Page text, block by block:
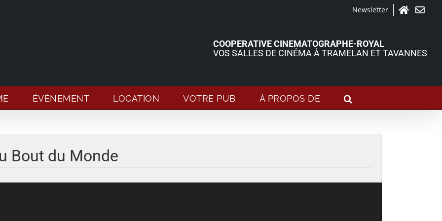
Newsletter
COOPERATIVE CINEMATOGRAPHE-ROYAL
VOS SALLES DE CINÉMA À TRAMELAN ET TAVANNES
ÉVÈNEMENT LOCATION VOTRE PUB À PROPOS DE
Bout du Monde